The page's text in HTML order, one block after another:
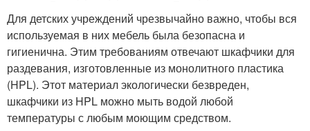
Для детских учреждений чрезвычайно важно, чтобы вся
используемая в них мебель была безопасна и
гигиенична. Этим требованиям отвечают шкафчики для
раздевания, изготовленные из монолитного пластика
(HPL). Этот материал экологически безвреден,
шкафчики из HPL можно мыть водой любой
температуры с любым моющим средством.